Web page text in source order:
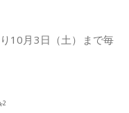
10月3日（土）まで毎